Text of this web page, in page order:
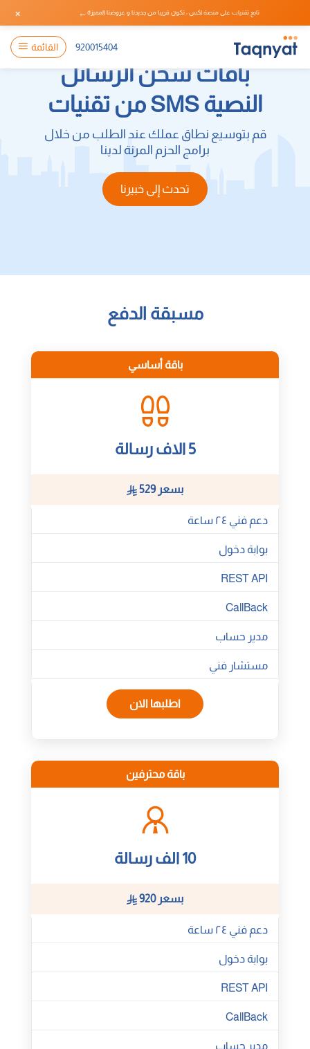
تابع تقنيات على منصة اكس ، تكون قريبا من جديدنا و عروضنا المميزة ←
×
القائمة
باقات شحن الرسائل
النصية SMS من تقنيات
قم بتوسيع نطاق عملك عند الطلب من خلال
برامج الحزم المرنة لدينا
تحدث إلى خبيرنا
مسبقة الدفع
باقة أساسي
5 الاف رسالة
بسعر 529
دعم فني ٢٤ ساعة
بوابة دخول
REST API
CallBack
مدير حساب
مستشار فني
اطلبها الان
باقة محترفين
10 الف رسالة
بسعر 920
دعم فني ٢٤ ساعة
بوابة دخول
REST API
CallBack
مدير حساب